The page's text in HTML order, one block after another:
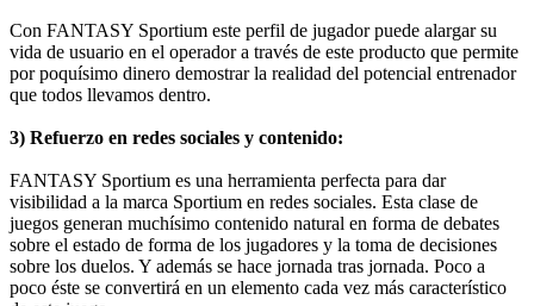
Con FANTASY Sportium este perfil de jugador puede alargar su
vida de usuario en el operador a través de este producto que permite
por poquísimo dinero demostrar la realidad del potencial entrenador
que todos llevamos dentro.
3) Refuerzo en redes sociales y contenido:
FANTASY Sportium es una herramienta perfecta para dar
visibilidad a la marca Sportium en redes sociales. Esta clase de
juegos generan muchísimo contenido natural en forma de debates
sobre el estado de forma de los jugadores y la toma de decisiones
sobre los duelos. Y además se hace jornada tras jornada. Poco a
poco éste se convertirá en un elemento cada vez más característico